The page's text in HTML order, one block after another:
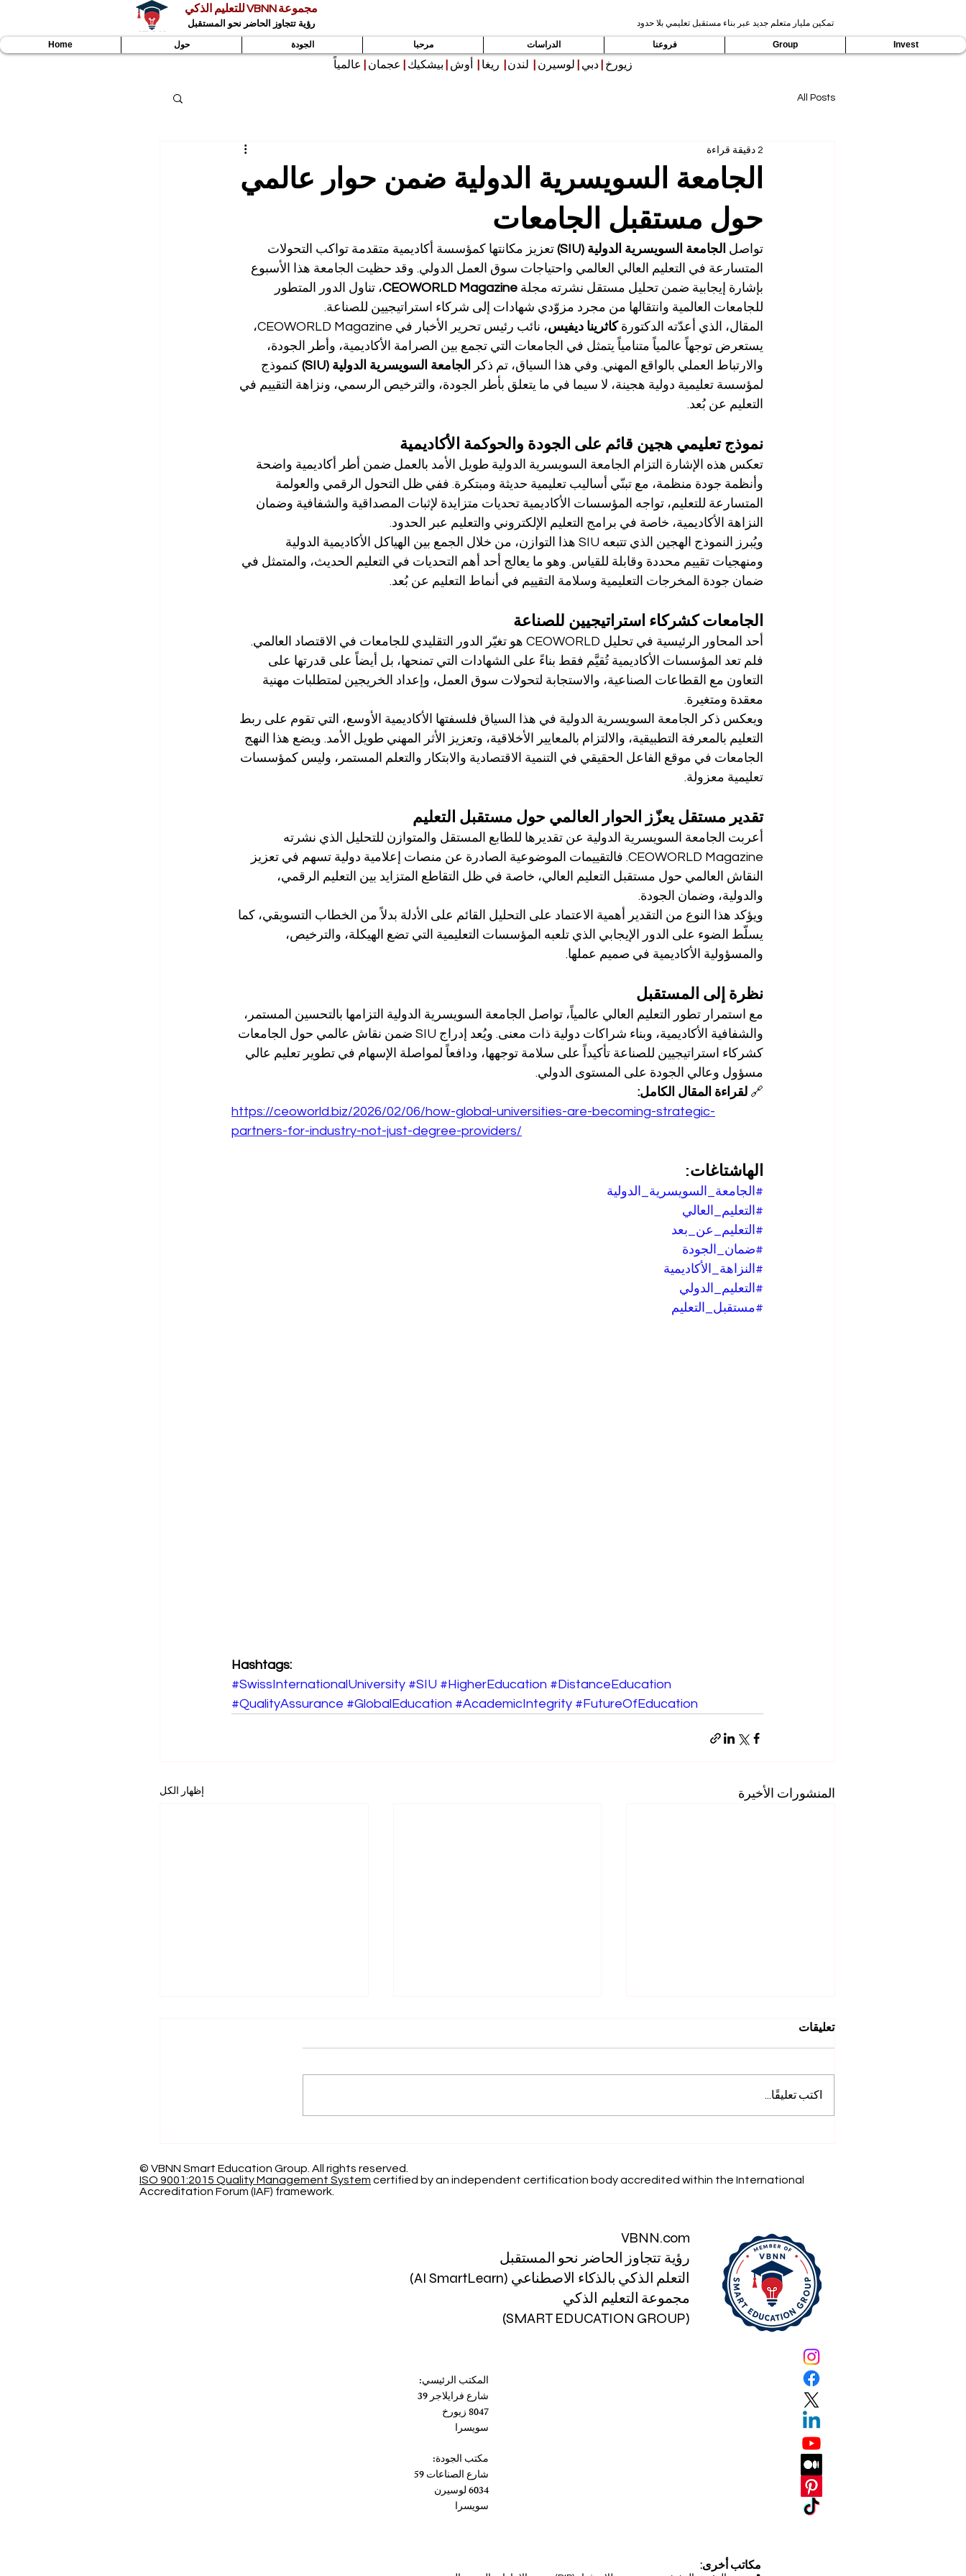
مجموعة VBNN للتعليم الذكي
رؤية تتجاوز الحاضر نحو المستقبل تمكين مليار متعلم جديد عبر بناء مستقبل تعليمي بلا حدود
Home حول الجودة مرحبا الدراسات فروعنا Group Invest
زيورخ دبي لوسيرن لندن ريغا أوش بيشكيك عجمان عالمياً
All Posts
الجامعة السويسرية الدولية ضمن حوار عالمي
حول مستقبل الجامعات
2 دقيقة قراءة
تواصل الجامعة السويسرية الدولية (SIU)
تعزيز مكانتها كمؤسسة أكاديمية متقدمة تواكب التحولات
المتسارعة في التعليم العالي العالمي واحتياجات سوق العمل الدولي. وقد حظيت الجامعة هذا الأسبوع
بإشارة إيجابية ضمن تحليل مستقل نشرته مجلة CEOWORLD Magazine، تناول الدور المتطور
للجامعات العالمية وانتقالها من مجرد مزوّدي شهادات إلى شركاء استراتيجيين للصناعة.
المقال، الذي أعدّته الدكتورة كاثرينا ديفيس
، نائب رئيس تحرير الأخبار في CEOWORLD Magazine،
يستعرض توجهاً عالمياً متنامياً يتمثل في الجامعات التي تجمع بين الصرامة الأكاديمية، وأطر الجودة،
والارتباط العملي بالواقع المهني. وفي هذا السياق، تم ذكر
الجامعة السويسرية الدولية (SIU)
كنموذج
لمؤسسة تعليمية دولية هجينة، لا سيما في ما يتعلق بأطر الجودة، والترخيص الرسمي، ونزاهة التقييم في
التعليم عن بُعد.
نموذج تعليمي هجين قائم على الجودة والحوكمة الأكاديمية
تعكس هذه الإشارة التزام الجامعة السويسرية الدولية طويل الأمد بالعمل ضمن أطر أكاديمية واضحة
وأنظمة جودة منظمة، مع تبنّي أساليب تعليمية حديثة ومبتكرة. ففي ظل التحول الرقمي والعولمة
المتسارعة للتعليم، تواجه المؤسسات الأكاديمية تحديات متزايدة لإثبات المصداقية والشفافية وضمان
النزاهة الأكاديمية، خاصة في برامج التعليم الإلكتروني والتعليم عبر الحدود.
ويُبرز النموذج الهجين الذي تتبعه SIU هذا التوازن، من خلال الجمع بين الهياكل الأكاديمية الدولية
ومنهجيات تقييم محددة وقابلة للقياس. وهو ما يعالج أحد أهم التحديات في التعليم الحديث، والمتمثل في
ضمان جودة المخرجات التعليمية وسلامة التقييم في أنماط التعليم عن بُعد.
الجامعات كشركاء استراتيجيين للصناعة
أحد المحاور الرئيسية في تحليل CEOWORLD هو تغيّر الدور التقليدي للجامعات في الاقتصاد العالمي.
فلم تعد المؤسسات الأكاديمية تُقيَّم فقط بناءً على الشهادات التي تمنحها، بل أيضاً على قدرتها على
التعاون مع القطاعات الصناعية، والاستجابة لتحولات سوق العمل، وإعداد الخريجين لمتطلبات مهنية
معقدة ومتغيرة.
ويعكس ذكر الجامعة السويسرية الدولية في هذا السياق فلسفتها الأكاديمية الأوسع، التي تقوم على ربط
التعليم بالمعرفة التطبيقية، والالتزام بالمعايير الأخلاقية، وتعزيز الأثر المهني طويل الأمد. ويضع هذا النهج
الجامعات في موقع الفاعل الحقيقي في التنمية الاقتصادية والابتكار والتعلم المستمر، وليس كمؤسسات
تعليمية معزولة.
تقدير مستقل يعزّز الحوار العالمي حول مستقبل التعليم
أعربت الجامعة السويسرية الدولية عن تقديرها للطابع المستقل والمتوازن للتحليل الذي نشرته
CEOWORLD Magazine. فالتقييمات الموضوعية الصادرة عن منصات إعلامية دولية تسهم في تعزيز
النقاش العالمي حول مستقبل التعليم العالي، خاصة في ظل التقاطع المتزايد بين التعليم الرقمي،
والدولية، وضمان الجودة.
ويؤكد هذا النوع من التقدير أهمية الاعتماد على التحليل القائم على الأدلة بدلاً من الخطاب التسويقي، كما
يسلّط الضوء على الدور الإيجابي الذي تلعبه المؤسسات التعليمية التي تضع الهيكلة، والترخيص،
والمسؤولية الأكاديمية في صميم عملها.
نظرة إلى المستقبل
مع استمرار تطور التعليم العالي عالمياً، تواصل الجامعة السويسرية الدولية التزامها بالتحسين المستمر،
والشفافية الأكاديمية، وبناء شراكات دولية ذات معنى. ويُعد إدراج SIU ضمن نقاش عالمي حول الجامعات
كشركاء استراتيجيين للصناعة تأكيداً على سلامة توجهها، ودافعاً لمواصلة الإسهام في تطوير تعليم عالي
مسؤول وعالي الجودة على المستوى الدولي.
🔗 لقراءة المقال الكامل:
https://ceoworld.biz/2026/02/06/how-global-universities-are-becoming-strategic-
partners-for-industry-not-just-degree-providers/
الهاشتاغات:
#الجامعة_السويسرية_الدولية
#التعليم_العالي
#التعليم_عن_بعد
#ضمان_الجودة
#النزاهة_الأكاديمية
#التعليم_الدولي
#مستقبل_التعليم
Hashtags:
#SwissInternationalUniversity #SIU #HigherEducation #DistanceEducation
#QualityAssurance #GlobalEducation #AcademicIntegrity #FutureOfEducation
المنشورات الأخيرة إظهار الكل
22 عالمياً في تصنيف كيو إس
لعام 2026
تعليقات
اكتب تعليقًا...
© VBNN Smart Education Group. All rights reserved.
ISO 9001:2015 Quality Management System certified by an independent certification body accredited within the International
Accreditation Forum (IAF) framework.
VBNN.com
رؤية تتجاوز الحاضر نحو المستقبل
التعلم الذكي بالذكاء الاصطناعي (AI SmartLearn)
مجموعة التعليم الذكي
(SMART EDUCATION GROUP)
المكتب الرئيسي:
شارع فرايلاجر 39
8047 زيورخ
سويسرا
مكتب الجودة:
شارع الصناعات 59
6034 لوسيرن
سويسرا
مكاتب أخرى: